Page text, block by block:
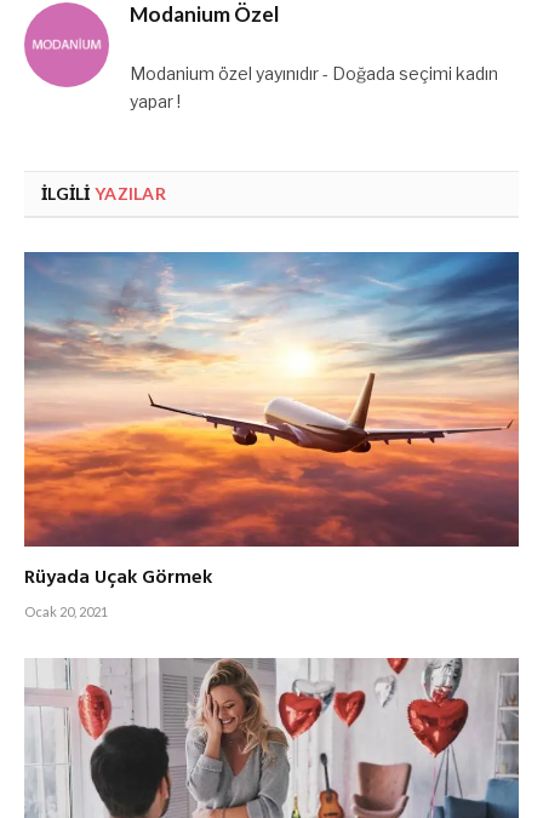
Modanium Özel
Modanium özel yayınıdır - Doğada seçimi kadın
yapar !
İLGILI YAZILAR
Rüyada Uçak Görmek
Ocak 20, 2021